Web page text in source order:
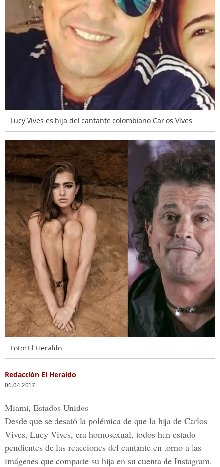
Lucy Vives es hija del cantante colombiano Carlos Vives.
Foto: El Heraldo
Redacción El Heraldo
06.04.2017
Miami, Estados Unidos
Desde que se desató la polémica de que la hija de Carlos
Vives, Lucy Vives, era homosexual, todos han estado
pendientes de las reacciones del cantante en torno a las
imágenes que comparte su hija en su cuenta de Instagram.